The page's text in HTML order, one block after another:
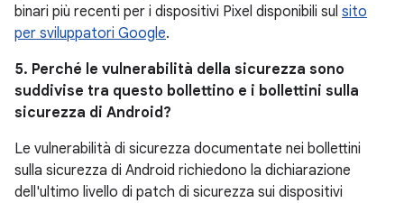
binari più recenti per i dispositivi Pixel disponibili sul sito
per sviluppatori Google.
5. Perché le vulnerabilità della sicurezza sono
suddivise tra questo bollettino e i bollettini sulla
sicurezza di Android?
Le vulnerabilità di sicurezza documentate nei bollettini
sulla sicurezza di Android richiedono la dichiarazione
dell'ultimo livello di patch di sicurezza sui dispositivi